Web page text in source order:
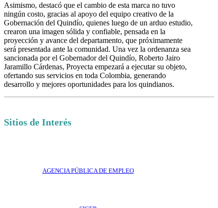
Asimismo, destacó que el cambio de esta marca no tuvo
ningún costo, gracias al apoyo del equipo creativo de la
Gobernación del Quindío, quienes luego de un arduo estudio,
crearon una imagen sólida y confiable, pensada en la
proyección y avance del departamento, que próximamente
será presentada ante la comunidad. Una vez la ordenanza sea
sancionada por el Gobernador del Quindío, Roberto Jairo
Jaramillo Cárdenas, Proyecta empezará a ejecutar su objeto,
ofertando sus servicios en toda Colombia, generando
desarrollo y mejores oportunidades para los quindianos.
Sitios de Interés
AGENCIA PÚBLICA DE EMPLEO